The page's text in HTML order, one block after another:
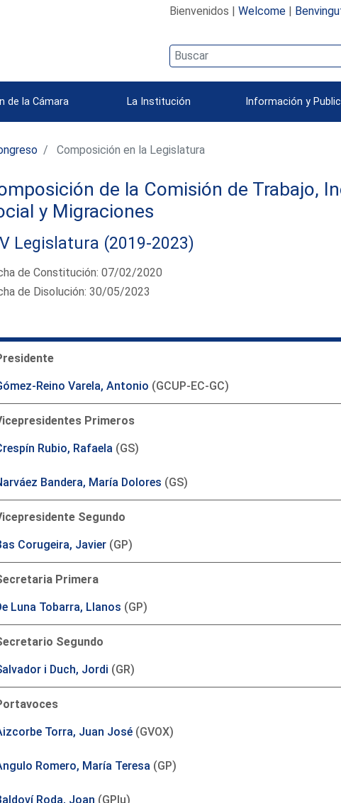
Bienvenidos | Welcome|
de la Cámara La Institución Información y
Composición en la Legislatura
de la Comisión de Trabajo,
y Migraciones
Legislatura (2019-2023)
de Constitución: 07/02/2020
de Disolución: 30/05/2023
Reino Varela, Antonio (GCUP-EC-GC)
Primeros
Rubio, Rafaela (GS)
Bandera, María Dolores (GS)
Segundo
Corugeira, Javier(GP)
Primera
Luna Tobarra, Llanos (GP)
Segundo
i Duch, Jordi (GR)
Torra, Juan José(GVOX)
Romero, María Teresa (GP)
Roda, Joan (GPlu)